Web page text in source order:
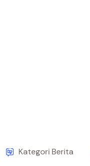
Kategori Berita